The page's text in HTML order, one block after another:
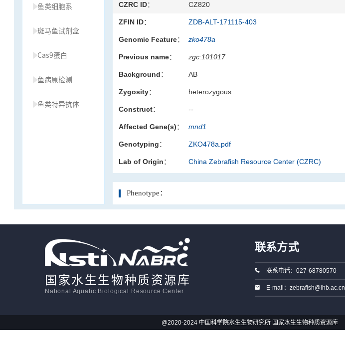
鱼类细胞系
斑马鱼试剂盒
Cas9蛋白
鱼病原检测
鱼类特异抗体
CZRC ID： CZ820
ZFIN ID： ZDB-ALT-171115-403
Genomic Feature： zko478a
Previous name： zgc:101017
Background： AB
Zygosity： heterozygous
Construct： --
Affected Gene(s)： mnd1
Genotyping： ZKO478a.pdf
Lab of Origin： China Zebrafish Resource Center (CZRC)
Phenotype：
国家水生生物种质资源库
National Aquatic Biological Resource Center
联系方式
联系电话：027-68780570
E-mail：zebrafish@ihb.ac.cn
@2020-2024 中国科学院水生生物研究所 国家水生生物种质资源库